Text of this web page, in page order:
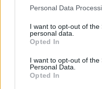
Personal Data
I want to opt-out of the
personal data.
Opted In
I want to opt-out of the
Personal Data.
Opted In
#DDL ZAN #GAY
Pagina